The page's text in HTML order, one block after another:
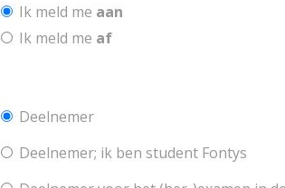
Ik meld me aan
Ik meld me af
Deelnemer
Deelnemer; ik ben student Fontys